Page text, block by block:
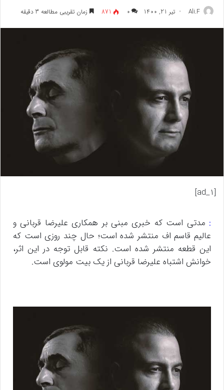
Ali.F تیر 21, 1400 ۰ 871 زمان تقریبی مطالعه 3 دقیقه
[ad_1]
: مدتی است که خبری مبنی بر همکاری علیرضا قربانی و
عالیم قاسم اف منتشر شده است؛ حال چند روزی است که
این قطعه منتشر شده است. نکته قابل توجه در این اثر،
خوانش اشتباه علیرضا قربانی از یک بیت مولوی است.